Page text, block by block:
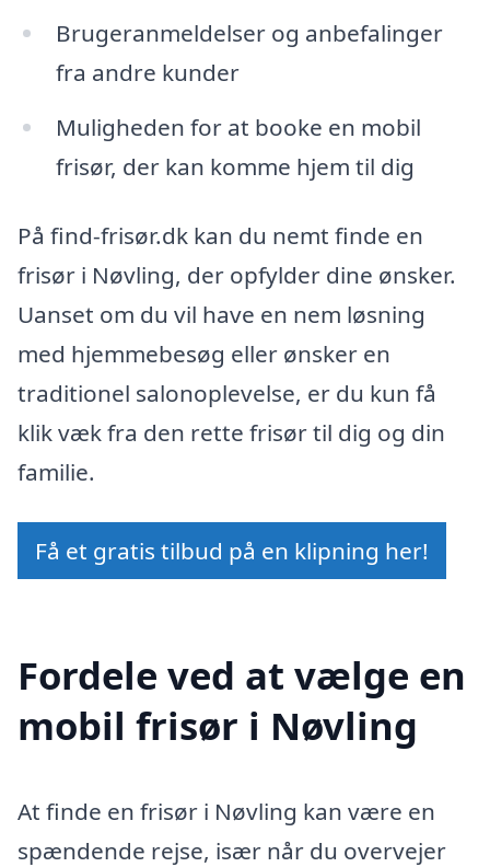
Brugeranmeldelser og anbefalinger
fra andre kunder
Muligheden for at booke en mobil
frisør, der kan komme hjem til dig
På find-frisør.dk kan du nemt finde en
frisør i Nøvling, der opfylder dine ønsker.
Uanset om du vil have en nem løsning
med hjemmebesøg eller ønsker en
traditionel salonoplevelse, er du kun få
klik væk fra den rette frisør til dig og din
familie.
Få et gratis tilbud på en klipning her!
Fordele ved at vælge en
mobil frisør i Nøvling
At finde en frisør i Nøvling kan være en
spændende rejse, især når du overvejer